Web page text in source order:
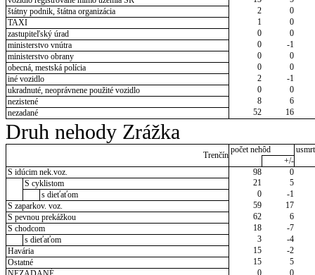
štátny podnik, štátna organizácia
2
0
TAXI
1
0
zastupiteľský úrad
0
0
ministerstvo vnútra
0
-1
ministerstvo obrany
0
0
obecná, mestská polícia
0
0
iné vozidlo
2
-1
ukradnuté, neoprávnene použité vozidlo
0
0
nezistené
8
6
nezadané
52 16
Druh nehody Zrážka
Trenčín
počet nehôd
+/-
S idúcim nek.voz.
98
0
S cyklistom
21
5
s dieťaťom
0
-1
S zaparkov. voz.
59
17
S pevnou prekážkou
62
6
S chodcom
18
-7
s dieťaťom
3
-4
Havária
15
-2
Ostatné
15
5